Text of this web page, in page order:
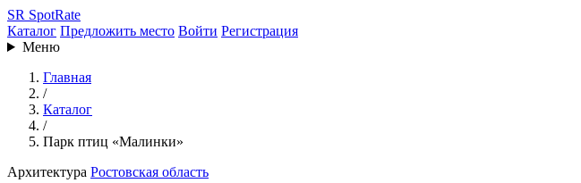
SR SpotRate
Каталог Предложить место Войти Регистрация
Меню
Главная
/
Каталог
/
Парк птиц «Малинки»
Архитектура Ростовская область